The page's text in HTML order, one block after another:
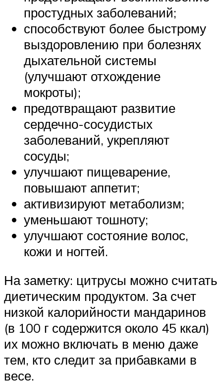
простудных заболеваний;
способствуют более быстрому
выздоровлению при болезнях
дыхательной системы
(улучшают отхождение
мокроты);
предотвращают развитие
сердечно-сосудистых
заболеваний, укрепляют
сосуды;
улучшают пищеварение,
повышают аппетит;
активизируют метаболизм;
уменьшают тошноту;
улучшают состояние волос,
кожи и ногтей.
На заметку: цитрусы можно считать
диетическим продуктом. За счет
низкой калорийности мандаринов
(в 100 г содержится около 45 ккал)
их можно включать в меню даже
тем, кто следит за прибавками в
весе.